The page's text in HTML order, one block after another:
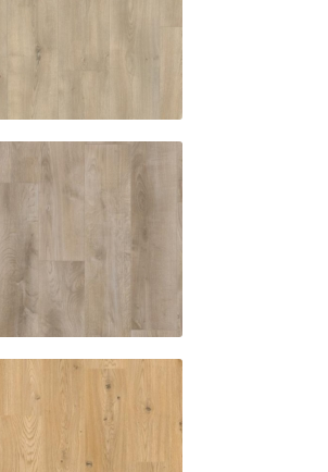
Desert oak
SE449
Toronto